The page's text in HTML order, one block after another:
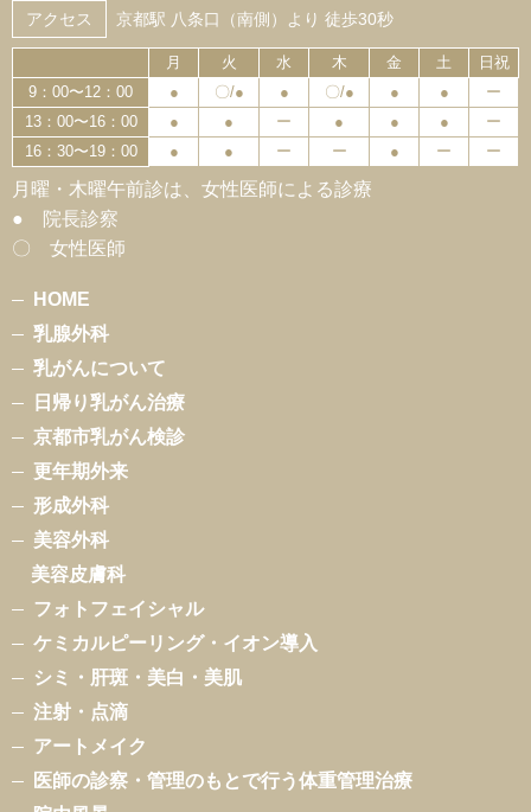
アクセス 京都駅 八条口（南側）より 徒歩30秒
月 火 水 木 金 土
日祝
9：00〜12：00
● 〇/● ● 〇/● ● ●
ー
13：00〜16：00
● ● ー ● ● ●
ー
16：30〜19：00
● ● ー ー ● ー ー
月曜・木曜午前診は、女性医師による診療
● 院長診察
〇 女性医師
HOME
乳腺外科
乳がんについて
日帰り乳がん治療
京都市乳がん検診
更年期外来
形成外科
美容外科
美容皮膚科
フォトフェイシャル
ケミカルピーリング・イオン導入
シミ・肝斑・美白・美肌
注射・点滴
アートメイク
医師の診察・管理のもとで行う体重管理治療